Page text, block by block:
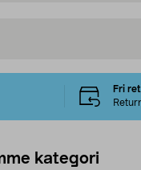
Fri
kategori